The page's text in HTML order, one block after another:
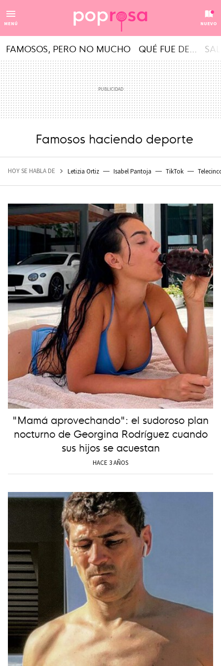
MENÚ NUEVO
FAMOSOS, PERO NO MUCHO QUÉ FUE DE...
Famosos haciendo deporte
HOY SE HABLA DE Letizia Ortiz Isabel Pantoja TikTok
"Mamá aprovechando": el sudoroso plan
nocturno de Georgina Rodríguez cuando
sus hijos se acuestan
HACE 3 AÑOS